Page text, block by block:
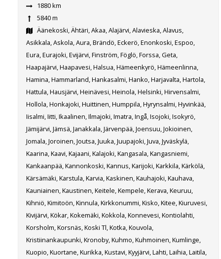
1880 km
5840 m
Äänekoski, Ähtäri, Akaa, Alajärvi, Alavieska, Alavus,
Asikkala, Askola, Aura, Brändö, Eckerö, Enonkoski, Espoo,
Eura, Eurajoki, Evijärvi, Finström, Föglö, Forssa, Geta,
Haapajärvi, Haapavesi, Halsua, Hämeenkyrö, Hämeenlinna,
Hamina, Hammarland, Hankasalmi, Hanko, Harjavalta, Hartola,
Hattula, Hausjärvi, Heinävesi, Heinola, Helsinki, Hirvensalmi,
Hollola, Honkajoki, Huittinen, Humppila, Hyrynsalmi, Hyvinkää,
Iisalmi, Iitti, Ikaalinen, Ilmajoki, Imatra, Ingå, Isojoki, Isokyrö,
Jämijärvi, Jämsä, Janakkala, Järvenpää, Joensuu, Jokioinen,
Jomala, Joroinen, Joutsa, Juuka, Juupajoki, Juva, Jyväskylä,
Kaarina, Kaavi, Kajaani, Kalajoki, Kangasala, Kangasniemi,
Kankaanpää, Kannonkoski, Kannus, Karijoki, Karkkila, Kärkölä,
Kärsämäki, Karstula, Karvia, Kaskinen, Kauhajoki, Kauhava,
Kauniainen, Kaustinen, Keitele, Kempele, Kerava, Keuruu,
Kihniö, Kimitoön, Kinnula, Kirkkonummi, Kisko, Kitee, Kiuruvesi,
Kivijärvi, Kökar, Kokemäki, Kokkola, Konnevesi, Kontiolahti,
Korsholm, Korsnäs, Koski Tl, Kotka, Kouvola,
Kristiinankaupunki, Kronoby, Kuhmo, Kuhmoinen, Kumlinge,
Kuopio, Kuortane, Kurikka, Kustavi, Kyyjärvi, Lahti, Laihia, Laitila,